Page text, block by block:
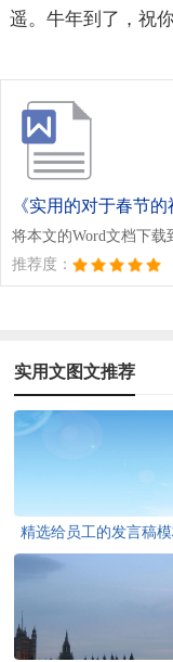
遥。牛年到了，祝
《实用的对于春节的
将本文的Word文档下
推荐度：
实用文图文推荐
精选给员工的发言稿